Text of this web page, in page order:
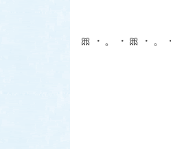
🎀・。・🎀・。